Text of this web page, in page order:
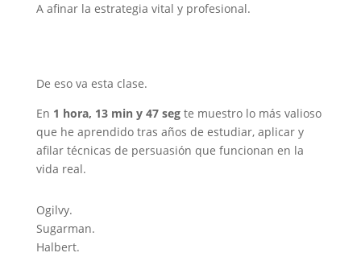
A afinar la estrategia vital y profesional.
De eso va esta clase.
En 1 hora, 13 min y 47 segte muestro lo más valioso
que he aprendido tras años de estudiar, aplicar y
afilar técnicas de persuasión que funcionan en la
vida real.
Ogilvy.
Sugarman.
Halbert.